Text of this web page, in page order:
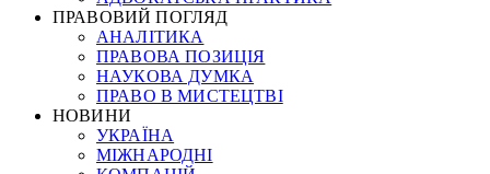
ПРАВОВИЙ ПОГЛЯД
АНАЛІТИКА
ПРАВОВА ПОЗИЦІЯ
НАУКОВА ДУМКА
ПРАВО В МИСТЕЦТВІ
НОВИНИ
УКРАЇНА
МІЖНАРОДНІ